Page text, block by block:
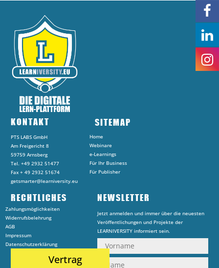
KONTAKT
PTS LABS GmbH
Am Freigericht 8
59759 Arnsberg
Tel. +49 2932 51477
Fax + 49 2932 51674
getsmarter@learniversity.eu
SITEMAP
Home
Webinare
e-Learnings
Für Ihr Business
Für Publisher
RECHTLICHES
Zahlungsmöglichkeiten
Widerrufsbelehrung
AGB
Impressum
Datenschutzerklärung
Vertrag
NEWSLETTER
Jetzt anmelden und immer über die neuesten
Veröffentlichungen und Projekte der
LEARNIVERSITY informiert sein.